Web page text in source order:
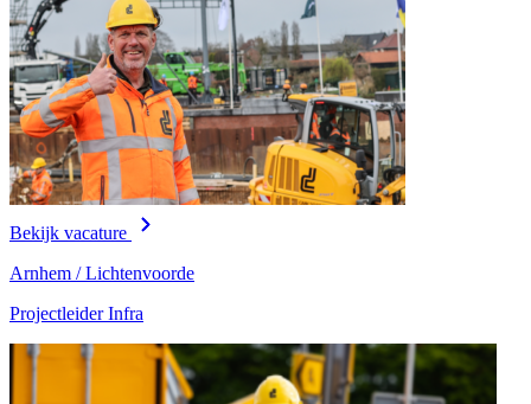
Bekijk vacature
Arnhem / Lichtenvoorde
Projectleider Infra